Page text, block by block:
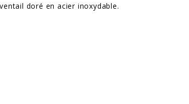
doré en acier inoxydable.